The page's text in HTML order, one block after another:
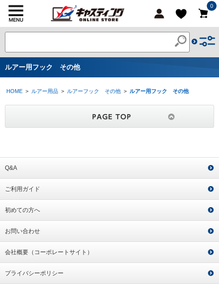
0
ルアー用フック その他
HOME > ルアー用品 > ルアーフック その他 > ルアー用フック その他
Q&A
ご利用ガイド
初めての方へ
お問い合わせ
会社概要（コーポレートサイト）
プライバシーポリシー